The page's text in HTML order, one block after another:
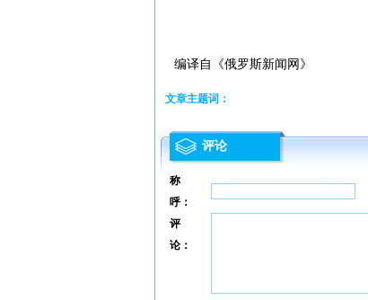
编译自《俄罗斯新闻网》
文章主题词：
评论
称
呼：
评
论：